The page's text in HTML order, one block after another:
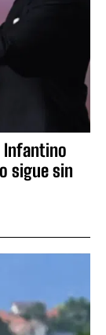
Infantino
sigue sin